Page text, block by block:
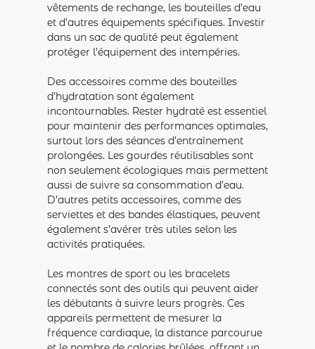
vêtements de rechange, les bouteilles d’eau
et d’autres équipements spécifiques. Investir
dans un sac de qualité peut également
protéger l’équipement des intempéries.
Des accessoires comme des bouteilles
d’hydratation sont également
incontournables. Rester hydraté est essentiel
pour maintenir des performances optimales,
surtout lors des séances d’entraînement
prolongées. Les gourdes réutilisables sont
non seulement écologiques mais permettent
aussi de suivre sa consommation d’eau.
D’autres petits accessoires, comme des
serviettes et des bandes élastiques, peuvent
également s’avérer très utiles selon les
activités pratiquées.
Les montres de sport ou les bracelets
connectés sont des outils qui peuvent aider
les débutants à suivre leurs progrès. Ces
appareils permettent de mesurer la
fréquence cardiaque, la distance parcourue